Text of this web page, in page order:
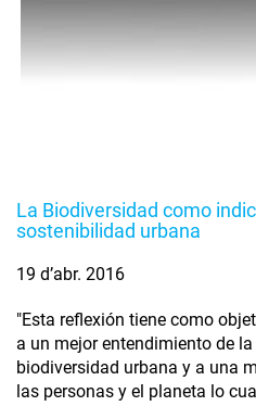
La Biodiversidad como
sostenibilidad urbana
19 d’abr. 2016
"Esta reflexión tiene como
a un mejor entendimiento de
biodiversidad urbana y a una
las personas y el planeta lo